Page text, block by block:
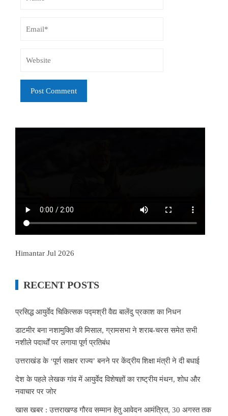
Himantar Jul 2026
RECENT POSTS
प्रसिद्ध आयुर्वेद चिकित्सक पद्मश्री वैद्य बालेंदु प्रकाश का निधन
डाटमीर बना नशामुक्ति की मिसाल, ग्रामसभा ने शराब-चरस समेत सभी
नशीले पदार्थों पर लगाया पूर्ण प्रतिबंध
उत्तराखंड के ‘पूर्ण साक्षर राज्य’ बनने पर केंद्रीय शिक्षा मंत्री ने दी बधाई
देश के पहले लेखक गांव में आयुर्वेद विशेषज्ञों का राष्ट्रीय मंथन, शोध और
नवाचार पर जोर
खास खबर : उत्तराखण्ड गौरव सम्मान हेतु आवेदन आमंत्रित, 30 अगस्त तक